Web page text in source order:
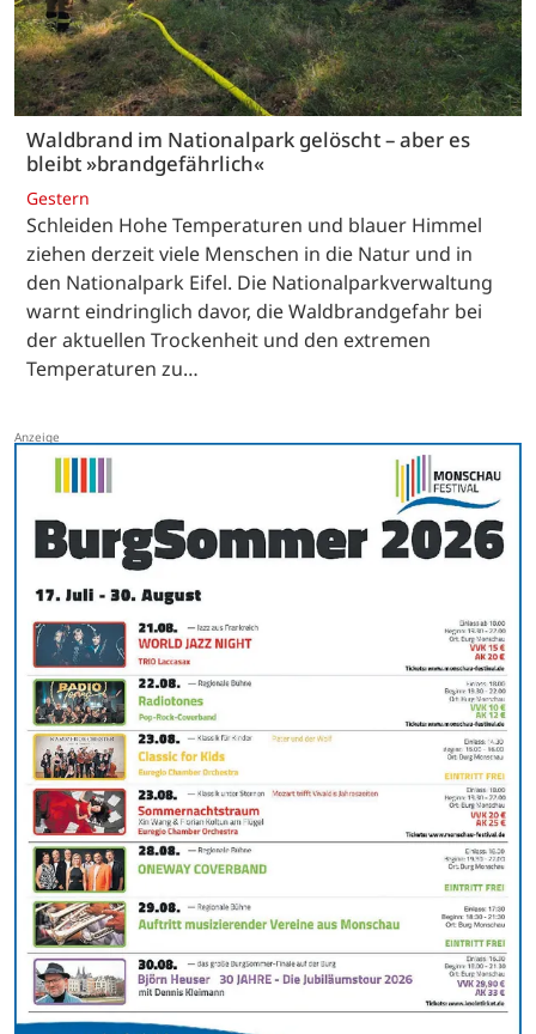
Waldbrand im Nationalpark gelöscht – aber es
bleibt »brandgefährlich«
Gestern
Schleiden Hohe Temperaturen und blauer Himmel
ziehen derzeit viele Menschen in die Natur und in
den Nationalpark Eifel. Die Nationalparkverwaltung
warnt eindringlich davor, die Waldbrandgefahr bei
der aktuellen Trockenheit und den extremen
Temperaturen zu…